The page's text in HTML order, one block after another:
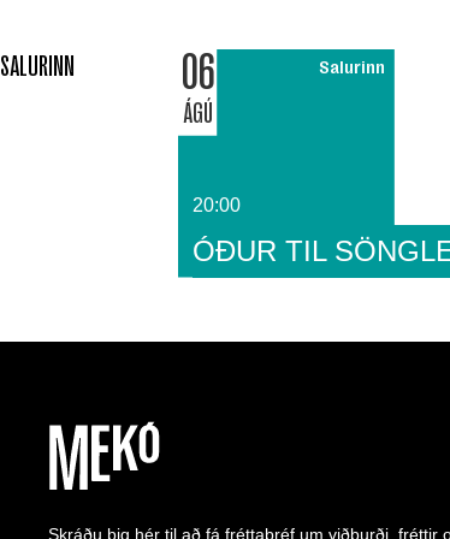
SALURINN 06
ÁGÚ
Salurinn
20:00
ÓÐUR TIL
Skráðu þig hér til að fá fréttabréf um viðburði, fréttir